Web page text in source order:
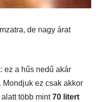
de nagy árat
ez a hűs nedű akár
ez csak akkor
több mint70 litert